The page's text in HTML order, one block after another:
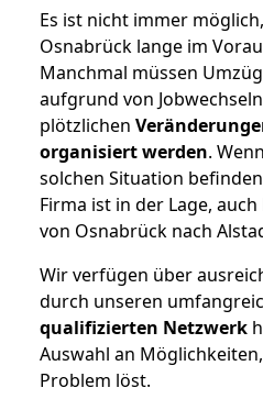
Es ist nicht immer
Osnabrück lange im
Manchmal müssen
aufgrund von
plötzlichen
organisiert werden.
solchen Situation
Firma ist in der Lage,
von Osnabrück nach
Wir verfügen über
durch unseren
qualifizierten Netzwerk
Auswahl an
Problem löst.